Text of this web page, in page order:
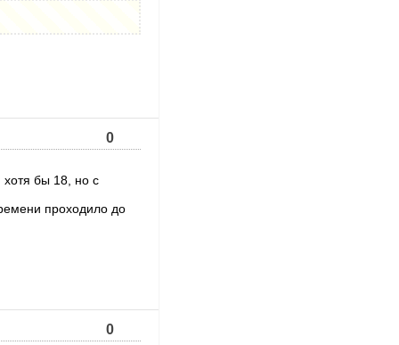
0
хотя бы 18, но с
проходило до
0